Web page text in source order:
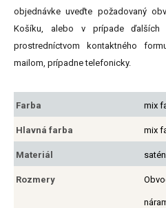
objednávke uveďte požadovaný
Košíku, alebo v prípade ďalších
prostredníctvom kontaktného
mailom, prípadne telefonicky.
Farba mix
Hlavná farba mix
Materiál
Rozmery